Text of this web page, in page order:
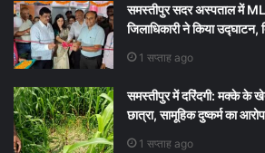
समस्तीपुर सदर अस्पताल में
जिलाधिकारी ने किया उद्घाटन,
1 सप्ताह ago
समस्तीपुर में दरिंदगी: मक्के के
छात्रा, सामूहिक दुष्कर्म का आरोप
1 सप्ताह ago